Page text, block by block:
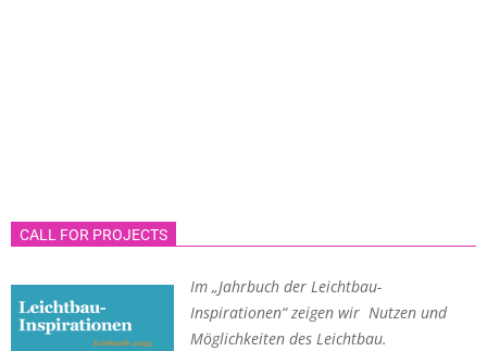
CALL FOR PROJECTS
Im „Jahrbuch der Leichtbau-
Inspirationen“ zeigen wir Nutzen und
Möglichkeiten des Leichtbau.